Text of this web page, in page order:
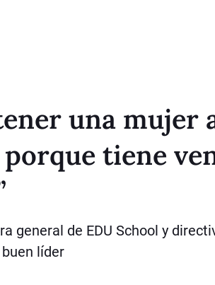
una mujer
tiene
general de EDU School y
líder